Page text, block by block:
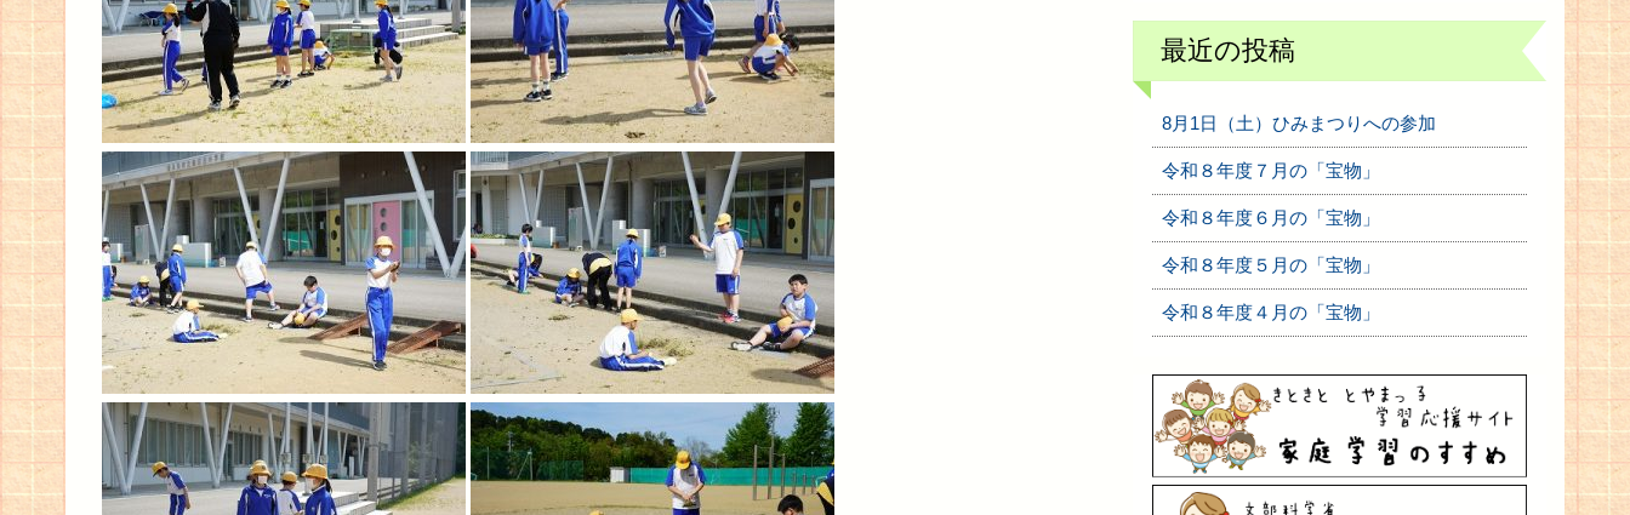
最近の投稿
8月1日（土）ひみまつりへの参加
令和８年度７月の「宝物」
令和８年度６月の「宝物」
令和８年度５月の「宝物」
令和８年度４月の「宝物」